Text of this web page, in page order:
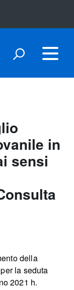
in
sensi
della
la seduta
2021 h.